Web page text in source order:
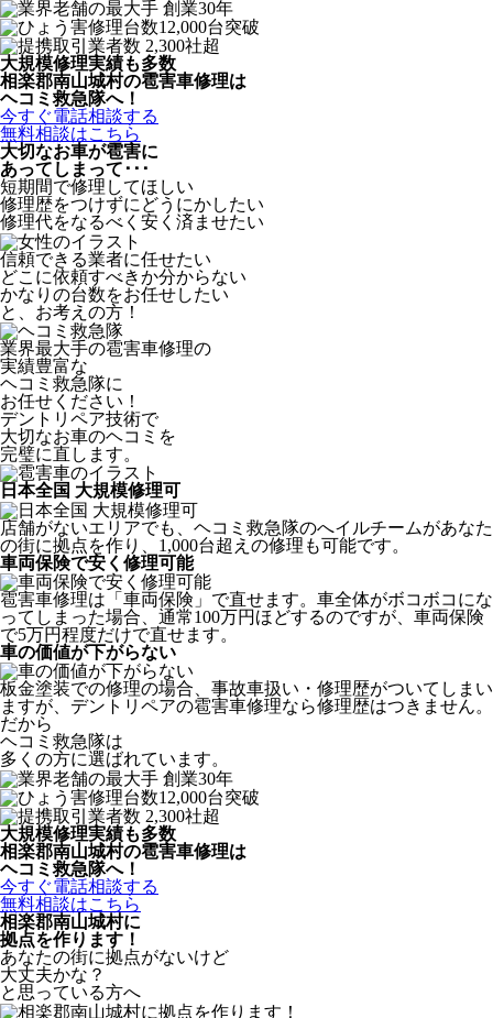
大規模修理実績も多数
相楽郡南山城村の雹害車修理は
ヘコミ救急隊へ！
今すぐ電話相談する
無料相談はこちら
大切なお車が雹害に
あってしまって･･･
短期間で修理してほしい
修理歴をつけずにどうにかしたい
修理代をなるべく安く済ませたい
信頼できる業者に任せたい
どこに依頼すべきか分からない
かなりの台数をお任せしたい
と、お考えの方！
業界最大手の雹害車修理の
実績豊富な
ヘコミ救急隊に
お任せください！
デントリペア技術で
大切なお車のヘコミを
完璧に直します。
日本全国 大規模修理可
店舗がないエリアでも、ヘコミ救急隊のへイルチームがあなた
の街に拠点を作り、1,000台超えの修理も可能です。
車両保険で安く修理可能
雹害車修理は「車両保険」で直せます。車全体がボコボコにな
ってしまった場合、通常100万円ほどするのですが、車両保険
で5万円程度だけで直せます。
車の価値が下がらない
板金塗装での修理の場合、事故車扱い・修理歴がついてしまい
ますが、デントリペアの雹害車修理なら修理歴はつきません。
だから
ヘコミ救急隊は
多くの方に選ばれています。
大規模修理実績も多数
相楽郡南山城村の雹害車修理は
ヘコミ救急隊へ！
今すぐ電話相談する
無料相談はこちら
相楽郡南山城村に
拠点を作ります！
あなたの街に拠点がないけど
大丈夫かな？
と思っている方へ